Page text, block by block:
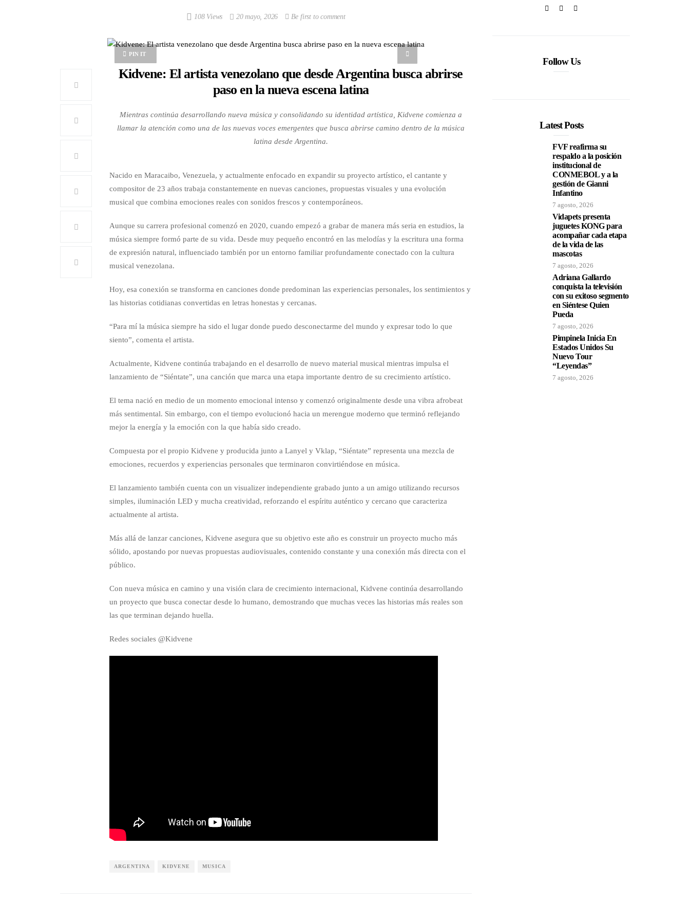
108 Views 20 mayo, 2026 Be first to comment
PIN IT
Kidvene: El artista venezolano que desde Argentina busca abrirse
paso en la nueva escena latina
Mientras continúa desarrollando nueva música y consolidando su identidad artística, Kidvene comienza a
llamar la atención como una de las nuevas voces emergentes que busca abrirse camino dentro de la música
latina desde Argentina.
Nacido en Maracaibo, Venezuela, y actualmente enfocado en expandir su proyecto artístico, el cantante y
compositor de 23 años trabaja constantemente en nuevas canciones, propuestas visuales y una evolución
musical que combina emociones reales con sonidos frescos y contemporáneos.
Aunque su carrera profesional comenzó en 2020, cuando empezó a grabar de manera más seria en estudios, la
música siempre formó parte de su vida. Desde muy pequeño encontró en las melodías y la escritura una forma
de expresión natural, influenciado también por un entorno familiar profundamente conectado con la cultura
musical venezolana.
Hoy, esa conexión se transforma en canciones donde predominan las experiencias personales, los sentimientos y
las historias cotidianas convertidas en letras honestas y cercanas.
“Para mí la música siempre ha sido el lugar donde puedo desconectarme del mundo y expresar todo lo que
siento”, comenta el artista.
Actualmente, Kidvene continúa trabajando en el desarrollo de nuevo material musical mientras impulsa el
lanzamiento de “Siéntate”, una canción que marca una etapa importante dentro de su crecimiento artístico.
El tema nació en medio de un momento emocional intenso y comenzó originalmente desde una vibra afrobeat
más sentimental. Sin embargo, con el tiempo evolucionó hacia un merengue moderno que terminó reflejando
mejor la energía y la emoción con la que había sido creado.
Compuesta por el propio Kidvene y producida junto a Lanyel y Vklap, “Siéntate” representa una mezcla de
emociones, recuerdos y experiencias personales que terminaron convirtiéndose en música.
El lanzamiento también cuenta con un visualizer independiente grabado junto a un amigo utilizando recursos
simples, iluminación LED y mucha creatividad, reforzando el espíritu auténtico y cercano que caracteriza
actualmente al artista.
Más allá de lanzar canciones, Kidvene asegura que su objetivo este año es construir un proyecto mucho más
sólido, apostando por nuevas propuestas audiovisuales, contenido constante y una conexión más directa con el
público.
Con nueva música en camino y una visión clara de crecimiento internacional, Kidvene continúa desarrollando
un proyecto que busca conectar desde lo humano, demostrando que muchas veces las historias más reales son
las que terminan dejando huella.
Redes sociales @Kidvene
ARGENTINA KIDVENE MUSICA
Follow Us
Latest Posts
FVF reafirma su
respaldo a la posición
institucional de
CONMEBOL y a la
gestión de Gianni
Infantino
7 agosto, 2026
Vidapets presenta
juguetes KONG para
acompañar cada etapa
de la vida de las
mascotas
7 agosto, 2026
Adriana Gallardo
conquista la televisión
con su exitoso segmento
en Siéntese Quien
Pueda
7 agosto, 2026
Pimpinela Inicia En
Estados Unidos Su
Nuevo Tour
“Leyendas”
7 agosto, 2026